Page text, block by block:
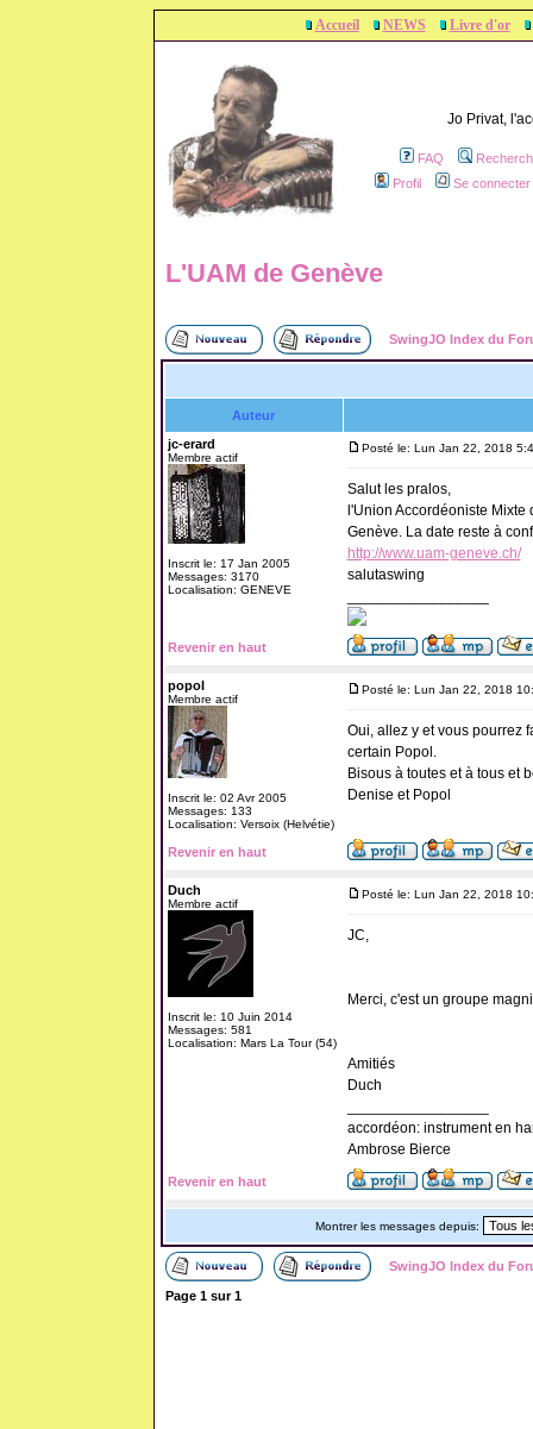
Accueil NEWS Livre d'or
Jo Privat,
FAQ
Profil
Se
L'UAM de Genève
SwingJO Index du
Auteur
jc-erard
Membre actif
Inscrit le: 17 Jan 2005
Messages: 3170
Localisation: GENEVE
Posté le: Lun Jan 22, 2018
Salut les pralos,
l'Union Accordéoniste
Genève. La date reste à
http://www.uam-geneve.ch/
salutaswing
Revenir en haut
popol
Membre actif
Inscrit le: 02 Avr 2005
Messages: 133
Localisation: Versoix (Helvétie)
Posté le: Lun Jan 22, 2018
Oui, allez y et vous pourrez
certain Popol.
Bisous à toutes et à tous et
Denise et Popol
Revenir en haut
Duch
Membre actif
Inscrit le: 10 Juin 2014
Messages: 581
Localisation: Mars La Tour (54)
Posté le: Lun Jan 22, 2018
JC,
Merci, c'est un groupe
Amitiés
Duch
accordéon: instrument en
Ambrose Bierce
Revenir en haut
Montrer les messages depuis:
SwingJO Index du
Page 1sur1